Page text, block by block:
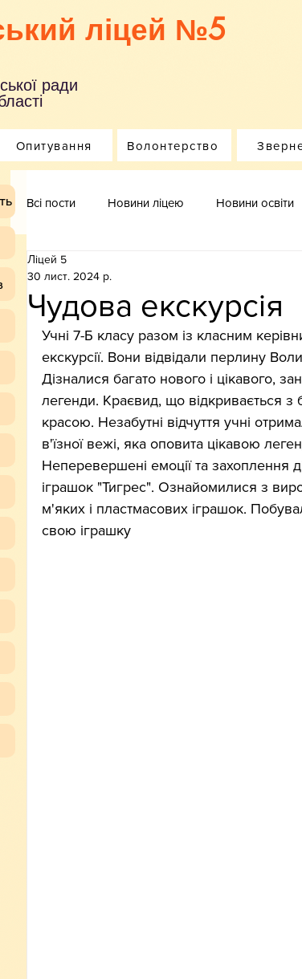
ліцей №5
ради
Опитування Волонтерство
Всі пости Новини ліцею Новини освіти
Чудова екскурсія
Ліцей 5
30 лист. 2024 р.
Учні 7-Б класу разом із класним
екскурсії. Вони відвідали перлину
Дізналися багато нового і цікавого,
легенди. Краєвид, що відкривається з
красою. Незабутні відчуття учні
в'їзної вежі, яка оповита цікавою
Неперевершені емоції та захоплення
іграшок "Тигрес". Ознайомилися з
м'яких і пластмасових іграшок.
свою іграшку